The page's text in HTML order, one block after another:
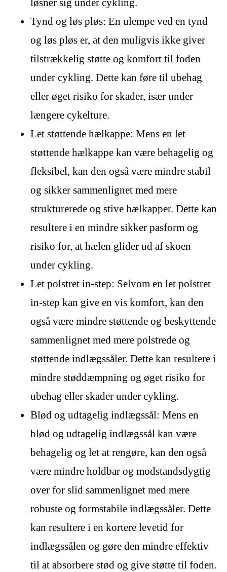
løsner sig under cykling.
Tynd og løs pløs: En ulempe ved en tynd
og løs pløs er, at den muligvis ikke giver
tilstrækkelig støtte og komfort til foden
under cykling. Dette kan føre til ubehag
eller øget risiko for skader, især under
længere cykelture.
Let støttende hælkappe: Mens en let
støttende hælkappe kan være behagelig og
fleksibel, kan den også være mindre stabil
og sikker sammenlignet med mere
strukturerede og stive hælkapper. Dette kan
resultere i en mindre sikker pasform og
risiko for, at hælen glider ud af skoen
under cykling.
Let polstret in-step: Selvom en let polstret
in-step kan give en vis komfort, kan den
også være mindre støttende og beskyttende
sammenlignet med mere polstrede og
støttende indlægssåler. Dette kan resultere i
mindre støddæmpning og øget risiko for
ubehag eller skader under cykling.
Blød og udtagelig indlægssål: Mens en
blød og udtagelig indlægssål kan være
behagelig og let at rengøre, kan den også
være mindre holdbar og modstandsdygtig
over for slid sammenlignet med mere
robuste og formstabile indlægssåler. Dette
kan resultere i en kortere levetid for
indlægssålen og gøre den mindre effektiv
til at absorbere stød og give støtte til foden.